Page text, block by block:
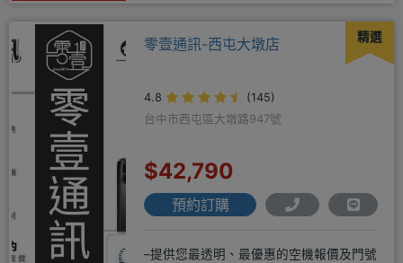
精選
零壹通訊-西屯大墩店
4.8
(145)
台中市西屯區大墩路947號
$42,790
預約訂購
–提供您最透明、最優惠的空機報價及門號